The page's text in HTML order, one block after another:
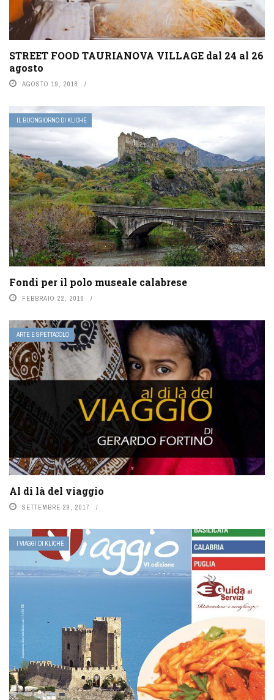
STREET FOOD TAURIANOVA VILLAGE dal 24 al 26
agosto
AGOSTO 19, 2018
IL BUONGIORNO DI KLICHÉ
Fondi per il polo museale calabrese
FEBBRAIO 22, 2018
ARTE E SPETTACOLO
Al di là del viaggio
SETTEMBRE 29, 2017
I VIAGGI DI KLICHÈ